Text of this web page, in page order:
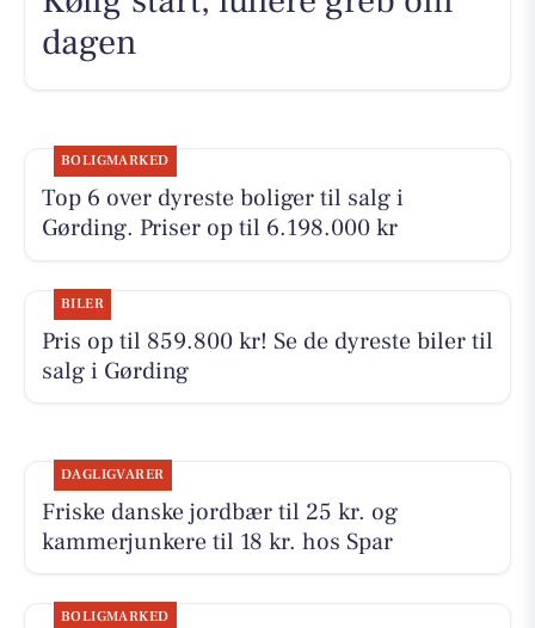
dagen
BOLIGMARKED
Top 6 over dyreste boliger til salg i
Gørding. Priser op til 6.198.000 kr
BILER
Pris op til 859.800 kr! Se de dyreste biler til
salg i Gørding
DAGLIGVARER
Friske danske jordbær til 25 kr. og
kammerjunkere til 18 kr. hos Spar
BOLIGMARKED